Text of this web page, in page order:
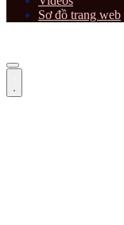
Sơ đồ trang web